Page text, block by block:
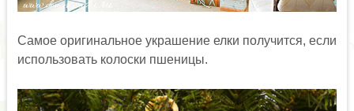
Самое оригинальное украшение елки получится, если
использовать колоски пшеницы.